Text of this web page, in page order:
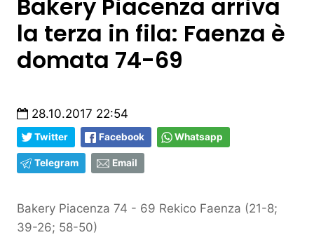
Bakery Piacenza arriva
la terza in fila: Faenza è
domata 74-69
28.10.2017 22:54
Twitter Facebook Whatsapp
Telegram Email
Bakery Piacenza 74 - 69 Rekico Faenza (21-8;
39-26; 58-50)